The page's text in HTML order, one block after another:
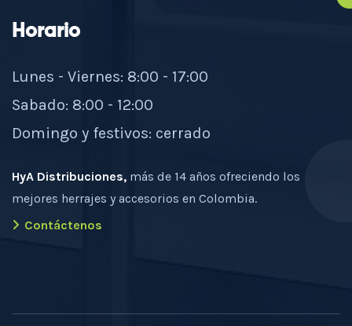
Horario
Lunes - Viernes: 8:00 - 17:00
Sabado: 8:00 - 12:00
Domingo y festivos: cerrado
HyA Distribuciones, más de 14 años ofreciendo los
mejores herrajes y accesorios en Colombia.
Contáctenos